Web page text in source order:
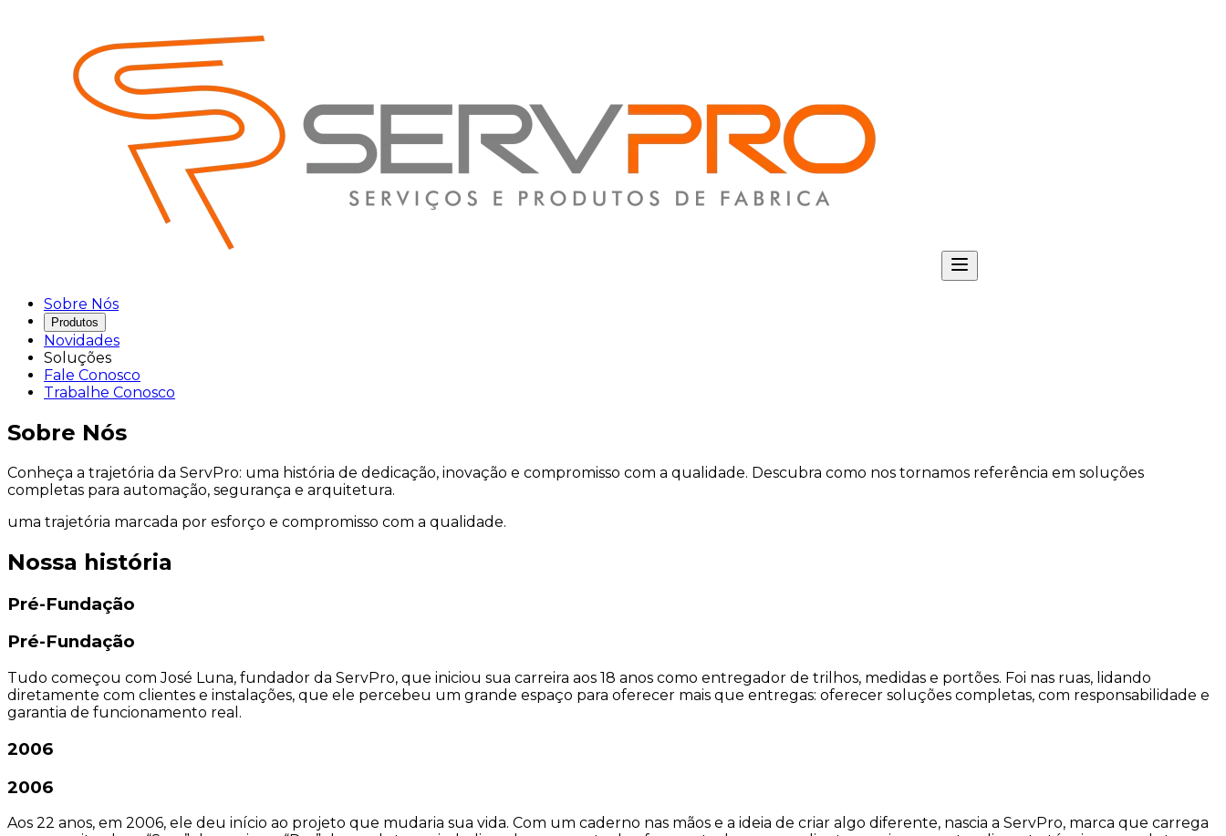
Sobre Nós
Produtos
Novidades
Soluções
Fale Conosco
Trabalhe Conosco
Sobre Nós
Conheça a trajetória da ServPro: uma história de dedicação, inovação e compromisso com a qualidade. Descubra como nos tornamos referência em soluções
completas para automação, segurança e arquitetura.
uma trajetória marcada por esforço e compromisso com a qualidade.
Nossa história
Pré-Fundação
Pré-Fundação
Tudo começou com José Luna, fundador da ServPro, que iniciou sua carreira aos 18 anos como entregador de trilhos, medidas e portões. Foi nas ruas, lidando
diretamente com clientes e instalações, que ele percebeu um grande espaço para oferecer mais que entregas: oferecer soluções completas, com responsabilidade e
garantia de funcionamento real.
2006
2006
Aos 22 anos, em 2006, ele deu início ao projeto que mudaria sua vida. Com um caderno nas mãos e a ideia de criar algo diferente, nascia a ServPro, marca que carrega